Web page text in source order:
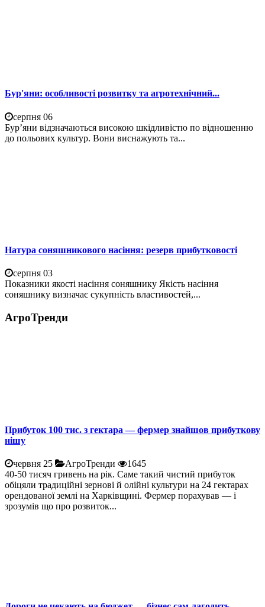
Бур'яни: особливості розвитку та агротехнічний...
серпня 06
Бур’яни відзначаються високою шкідливістю по відношенню
до польових культур. Вони виснажують та...
Натура соняшникового насіння: резерв прибутковості
серпня 03
Показники якості насіння соняшнику Якість насіння
соняшнику визначає сукупність властивостей,...
АгроТренди
Прибуток 100 тис. з гектара — фермер знайшов прибуткову
нішу
червня 25 АгроТренди
1645
40-50 тисяч гривень на рік. Саме такий чистий прибуток
обіцяли традиційні зернові й олійні культури на 24 гектарах
орендованої землі на Харківщині. Фермер порахував — і
зрозумів що про розвиток...